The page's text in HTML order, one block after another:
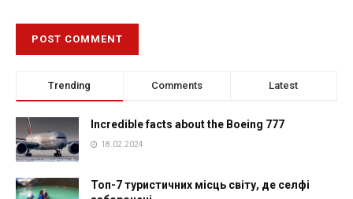
Trending Comments Latest
Incredible facts about the Boeing 777
18.02.2024
Топ-7 туристичних місць світу, де селфі